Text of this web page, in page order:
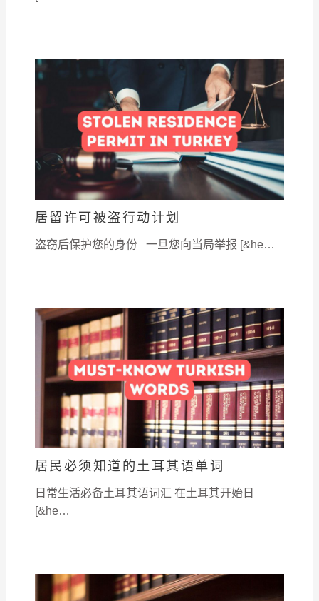
居留许可被盗行动计划
盗窃后保护您的身份 一旦您向当局举报 [&he…
居民必须知道的土耳其语单词
日常生活必备土耳其语词汇 在土耳其开始日
[&he…